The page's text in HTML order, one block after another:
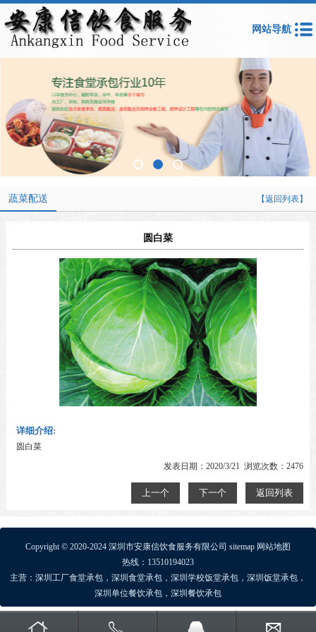
网站导航
蔬菜配送 【返回列表】
圆白菜
详细介绍:
圆白菜
发表日期：2020/3/21 浏览次数：2476
上一个 下一个 返回列表
Copyright © 2020-2024 深圳市安康信饮食服务有限公司 sitemap 网站地图
热线：13510194023
主营： 深圳工厂食堂承包， 深圳食堂承包， 深圳学校饭堂承包， 深圳饭堂承包，
深圳单位餐饮承包， 深圳餐饮承包